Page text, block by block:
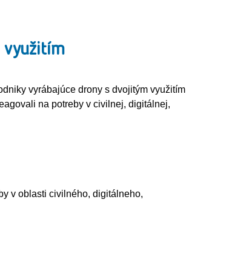
využitím
vyrábajúce drony s dvojitým využitím
na potreby v civilnej, digitálnej,
v oblasti civilného, digitálneho,